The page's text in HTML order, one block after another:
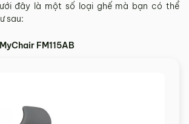
đây là một số loại ghế mà bạn có thể
sau:
FM115AB